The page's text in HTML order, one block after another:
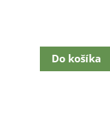
Do košíka